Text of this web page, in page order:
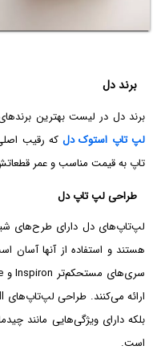
برند دل
برند دل در لیست بهترین
لپ تاپ استوک دل
تاپ به قیمت مناسب و عمر
طراحی لپ تاپ دل
لپ‌تاپ‌های دل دارای طرح‌های
بلکه دارای ویژگی‌هایی مانند
است.